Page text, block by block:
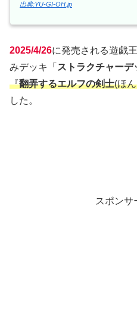
出典:YU-GI-OH.jp
2025/4/26に発売される遊戯
みデッキ「 ストラクチャー
『翻弄するエルフの剣士(ほ
した。
スポンサ